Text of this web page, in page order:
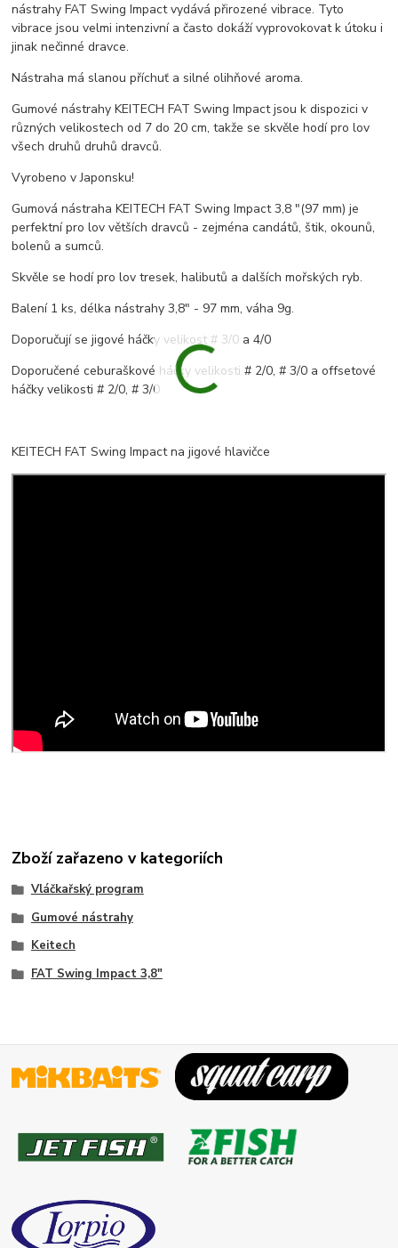
nástrahy FAT Swing Impact vydává přirozené vibrace. Tyto
vibrace jsou velmi intenzivní a často dokáží vyprovokovat k útoku i
jinak nečinné dravce.
Nástraha má slanou příchuť a silné olihňové aroma.
Gumové nástrahy KEITECH FAT Swing Impact jsou k dispozici v
různých velikostech od 7 do 20 cm, takže se skvěle hodí pro lov
všech druhů druhů dravců.
Vyrobeno v Japonsku!
Gumová nástraha KEITECH FAT Swing Impact 3,8 "(97 mm) je
perfektní pro lov větších dravců - zejména candátů, štik, okounů,
bolenů a sumců.
Skvěle se hodí pro lov tresek, halibutů a dalších mořských ryb.
Balení 1 ks, délka nástrahy 3,8" - 97 mm, váha 9g.
Doporučují se jigové háčky velikost # 3/0 a 4/0
Doporučené ceburaškové háčky velikosti # 2/0, # 3/0 a offsetové
háčky velikosti # 2/0, # 3/0
KEITECH FAT Swing Impact na jigové hlavičce
Zboží zařazeno v kategoriích
Vláčkařský program
Gumové nástrahy
Keitech
FAT Swing Impact 3,8"